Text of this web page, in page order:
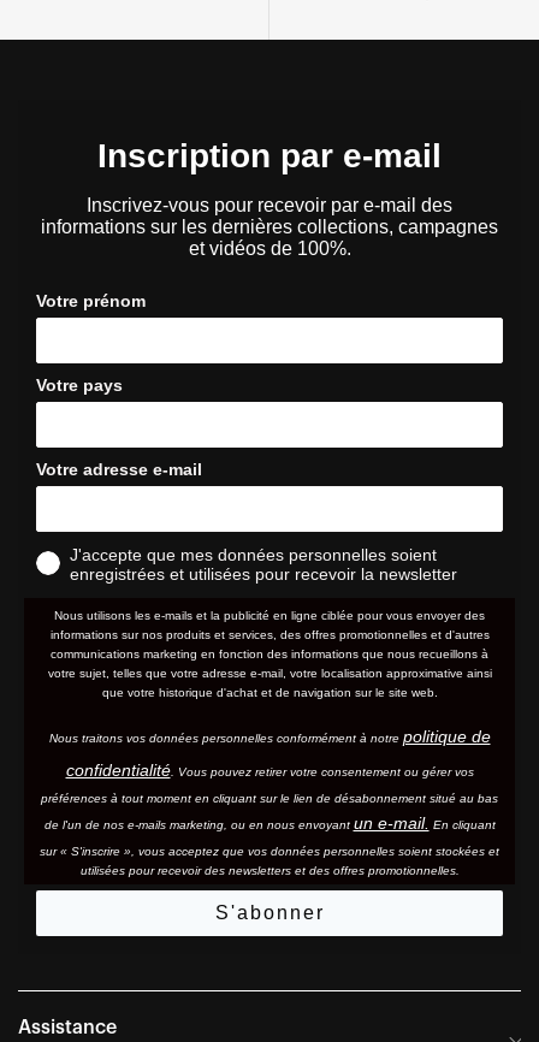
Inscription par e-mail
Inscrivez-vous pour recevoir par e-mail des
informations sur les dernières collections, campagnes
et vidéos de 100%.
Votre prénom
Votre pays
Votre adresse e-mail
J'accepte que mes données personnelles soient
enregistrées et utilisées pour recevoir la newsletter
Nous utilisons les e-mails et la publicité en ligne ciblée pour vous envoyer des
informations sur nos produits et services, des offres promotionnelles et d'autres
communications marketing en fonction des informations que nous recueillons à
votre sujet, telles que votre adresse e-mail, votre localisation approximative ainsi
que votre historique d'achat et de navigation sur le site web.
Nous traitons vos données personnelles conformément à notre politique de
confidentialité. Vous pouvez retirer votre consentement ou gérer vos
préférences à tout moment en cliquant sur le lien de désabonnement situé au bas
de l'un de nos e-mails marketing, ou en nous envoyant un e-mail. En cliquant
sur « S'inscrire », vous acceptez que vos données personnelles soient stockées et
utilisées pour recevoir des newsletters et des offres promotionnelles.
S'abonner
Assistance